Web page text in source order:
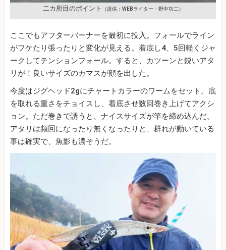
二カ所目のポイント （提供：WEBライター・野中功二）
ここでもアフターバーナーを最初に投入。フォールでライン
がフケたり張ったりと変化が見える。着底し4、5回軽くジャ
ークしてテンションフォール。すると、カツーンと鋭いアタ
リが！良いサイズのカマスが顔を出した。
今度はジグヘッド2gにチャートカラーのワームをセット。底
を取れる重さをチョイスし、着底させ数回巻き上げてアクシ
ョン。ただ巻きで誘うと、ナイスサイズが竿を締め込んだ。
アタリは頻回になったり無くなったりと、群れが動いている
事は確実で、魚影も濃そうだ。